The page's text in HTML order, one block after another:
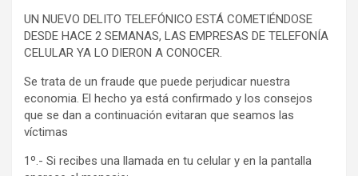
a
ce
b
o
o
k
es
se
n
g
er
wi
tt
er
h
at
s
A
p
el
e
gr
a
m
m
ail
in
tF
e
n
y
UN NUEVO DELITO TELEFÓNICO ESTÁ COMETIÉNDOSE
DESDE HACE 2 SEMANAS, LAS EMPRESAS DE TELEFONÍA
CELULAR YA LO DIERON A CONOCER.
Se trata de un fraude que puede perjudicar nuestra
economia. El hecho ya está confirmado y los consejos
que se dan a continuación evitaran que seamos las
víctimas
1º.- Si recibes una llamada en tu celular y en la pantalla